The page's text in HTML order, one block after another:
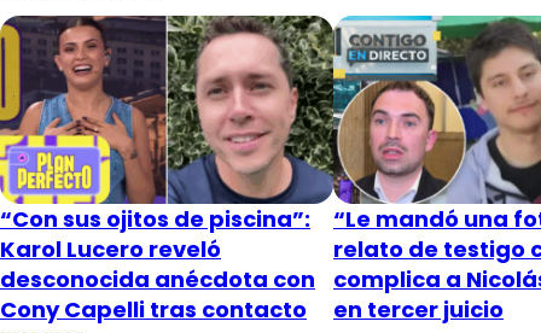
“Con sus ojitos de piscina”:
Karol Lucero reveló
desconocida anécdota con
Cony Capelli tras contacto
“Le mandó una
relato de testigo
complica a
en tercer juicio